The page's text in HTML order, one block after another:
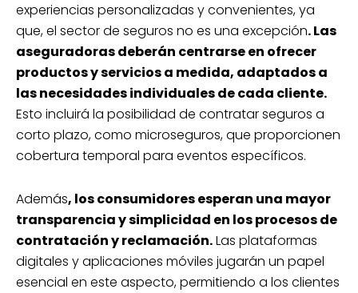
experiencias personalizadas y convenientes, ya
que, el sector de seguros no es una excepción. Las
aseguradoras deberán centrarse en ofrecer
productos y servicios a medida, adaptados a
las necesidades individuales de cada cliente.
Esto incluirá la posibilidad de contratar seguros a
corto plazo, como microseguros, que proporcionen
cobertura temporal para eventos específicos.
Además, los consumidores esperan una mayor
transparencia y simplicidad en los procesos de
contratación y reclamación.Las plataformas
digitales y aplicaciones móviles jugarán un papel
esencial en este aspecto, permitiendo a los clientes